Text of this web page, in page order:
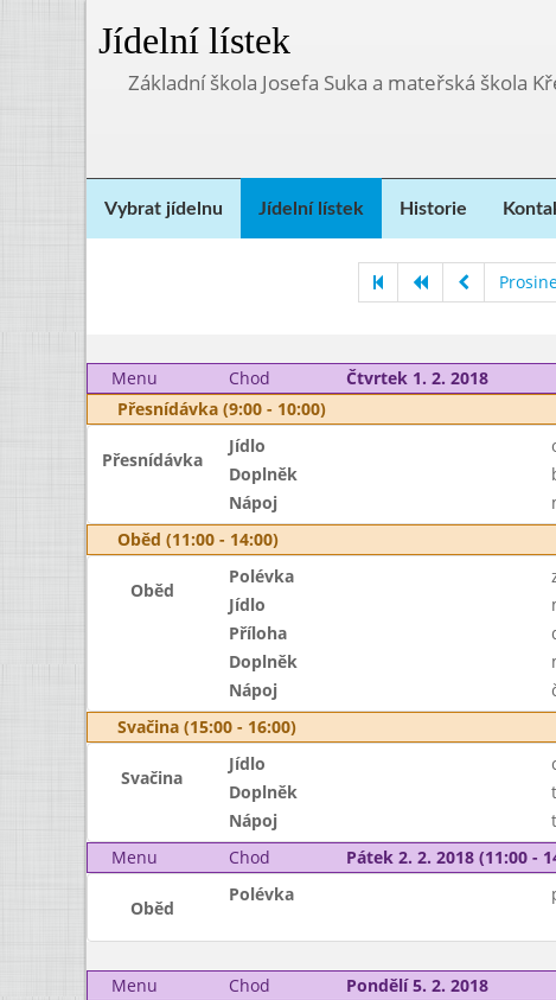
Jídelní lístek
Základní škola Josefa Suka a mateřská škola
Vybrat jídelnu Jídelní lístek Historie
Menu
Chod Čtvrtek 1. 2. 2018
Přesnídávka (9:00 - 10:00)
Přesnídávka
Jídlo
Doplněk
Nápoj
Oběd (11:00 - 14:00)
Oběd
Polévka
Jídlo
Příloha
Doplněk
Nápoj
Svačina (15:00 - 16:00)
Svačina
Jídlo
Doplněk
Nápoj
Menu
Chod Pátek 2. 2. 2018 (11:00 -
Oběd
Polévka
Menu
Chod Pondělí 5. 2. 2018